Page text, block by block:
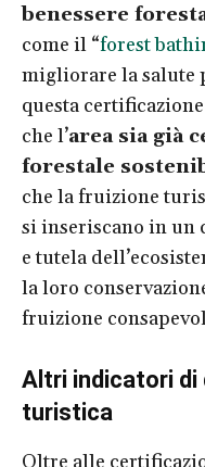
benessere
come il “forest
migliorare la salute
questa
che l’area sia già
forestale
che la fruizione
si inseriscano in un
e tutela
la loro
fruizione
Altri indicatori di
turistica
Oltre alle